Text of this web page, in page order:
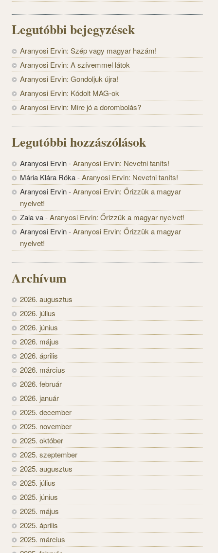
Legutóbbi bejegyzések
Aranyosi Ervin: Szép vagy magyar hazám!
Aranyosi Ervin: A szívemmel látok
Aranyosi Ervin: Gondoljuk újra!
Aranyosi Ervin: Kódolt MAG-ok
Aranyosi Ervin: Mire jó a dorombolás?
Legutóbbi hozzászólások
Aranyosi Ervin-Aranyosi Ervin: Nevetni taníts!
Mária Klára Róka-Aranyosi Ervin: Nevetni taníts!
Aranyosi Ervin-Aranyosi Ervin: Őrizzük a magyar
nyelvet!
Zala va-Aranyosi Ervin: Őrizzük a magyar nyelvet!
Aranyosi Ervin-Aranyosi Ervin: Őrizzük a magyar
nyelvet!
Archívum
2026. augusztus
2026. július
2026. június
2026. május
2026. április
2026. március
2026. február
2026. január
2025. december
2025. november
2025. október
2025. szeptember
2025. augusztus
2025. július
2025. június
2025. május
2025. április
2025. március